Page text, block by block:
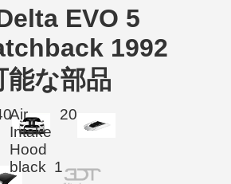
EVO 5
1992
能な部品
Air
Intake
Hood
20
black 1